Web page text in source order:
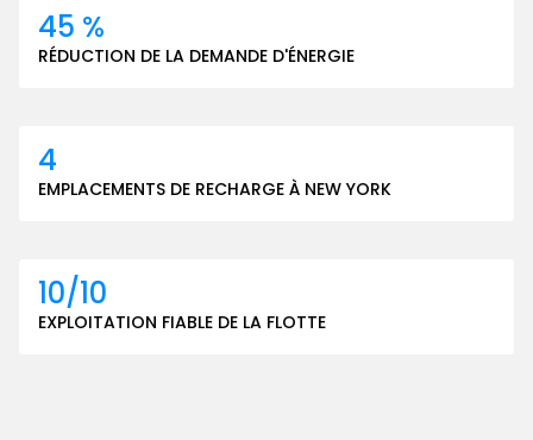
45 %
RÉDUCTION DE LA DEMANDE D'ÉNERGIE
4
EMPLACEMENTS DE RECHARGE À NEW YORK
10/10
EXPLOITATION FIABLE DE LA FLOTTE